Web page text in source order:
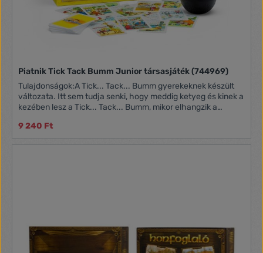
Piatnik Tick Tack Bumm Junior társasjáték (744969)
Tulajdonságok:A Tick... Tack... Bumm gyerekeknek készült
változata. Itt sem tudja senki, hogy meddig ketyeg és kinek a
kezében lesz a Tick... Tack... Bumm, mikor elhangzik a
rajzokis ábrázolják, így azok a gyerekek is könnyedén, részt
vehetnek a játékban, akik még nemtudnak olvasni.
9 240 Ft